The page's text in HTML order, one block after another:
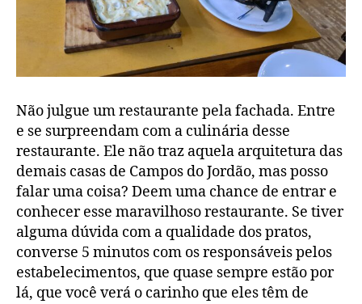
Não julgue um restaurante pela fachada. Entre
e se surpreendam com a culinária desse
restaurante. Ele não traz aquela arquitetura das
demais casas de Campos do Jordão, mas posso
falar uma coisa? Deem uma chance de entrar e
conhecer esse maravilhoso restaurante. Se tiver
alguma dúvida com a qualidade dos pratos,
converse 5 minutos com os responsáveis pelos
estabelecimentos, que quase sempre estão por
lá, que você verá o carinho que eles têm de